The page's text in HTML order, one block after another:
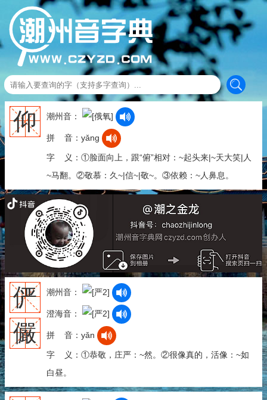
仰 潮州音：
拼 音：yǎng
字 义：①脸面向上，跟“俯”相对：~起头来|~天大笑|人
~马翻。②敬慕：久~|信~|敬~。③依赖：~人鼻息。
俨
儼
潮州音：
澄海音：
拼 音：yǎn
字 义：①恭敬，庄严：~然。②很像真的，活像：~如
白昼。